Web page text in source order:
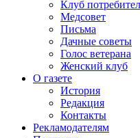
Клуб
Медсовет
Письма
Дачные советы
Голос ветерана
Женский клуб
О газете
История
Редакция
Контакты
Рекламодателям